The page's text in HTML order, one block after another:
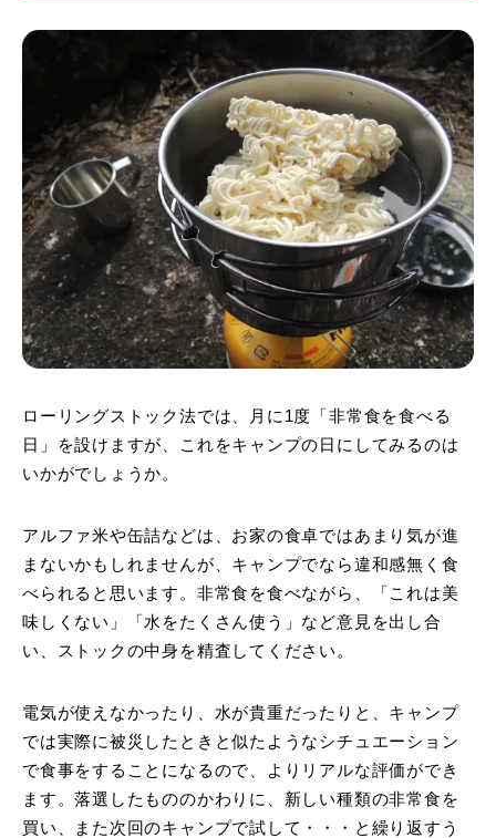
ローリングストック法では、月に1度「非常食を食べる
日」を設けますが、これをキャンプの日にしてみるのは
いかがでしょうか。
アルファ米や缶詰などは、お家の食卓ではあまり気が進
まないかもしれませんが、キャンプでなら違和感無く食
べられると思います。非常食を食べながら、「これは美
味しくない」「水をたくさん使う」など意見を出し合
い、ストックの中身を精査してください。
電気が使えなかったり、水が貴重だったりと、キャンプ
では実際に被災したときと似たようなシチュエーション
で食事をすることになるので、よりリアルな評価ができ
ます。落選したもののかわりに、新しい種類の非常食を
買い、また次回のキャンプで試して・・・と繰り返すう